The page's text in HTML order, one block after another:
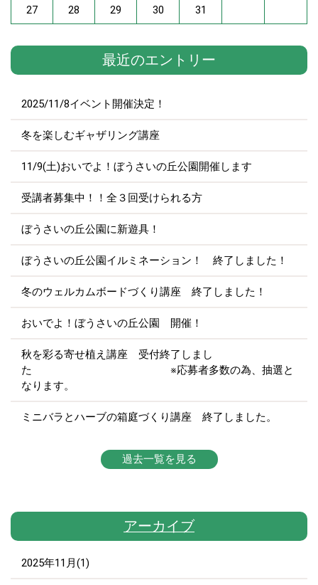
27 28 29 30 31
最近のエントリー
2025/11/8イベント開催決定！
冬を楽しむギャザリング講座
11/9(土)おいでよ！ぼうさいの丘公園開催します
受講者募集中！！全３回受けられる方
ぼうさいの丘公園に新遊具！
ぼうさいの丘公園イルミネーション！ 終了しました！
冬のウェルカムボードづくり講座 終了しました！
おいでよ！ぼうさいの丘公園 開催！
秋を彩る寄せ植え講座 受付終了しまし
た ※応募者多数の為、抽選と
なります。
ミニバラとハーブの箱庭づくり講座 終了しました。
過去一覧を見る
アーカイブ
2025年11月(1)